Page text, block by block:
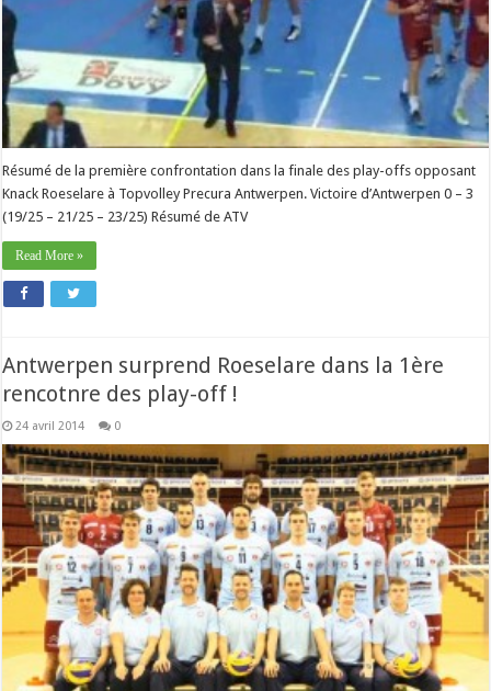
Résumé de la première confrontation dans la finale des play-offs opposant
Knack Roeselare à Topvolley Precura Antwerpen. Victoire d’Antwerpen 0 – 3
(19/25 – 21/25 – 23/25) Résumé de ATV
Read More »
Antwerpen surprend Roeselare dans la 1ère
rencotnre des play-off !
24 avril 2014 0